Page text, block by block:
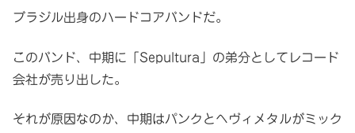
ブラジル出身のハードコアバンドだ。
このバンド、中期に「Sepultura」の弟分としてレコード
会社が売り出した。
それが原因なのか、中期はパンクとヘヴィメタルがミック